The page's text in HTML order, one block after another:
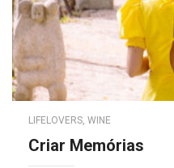
LIFELOVERS WINE
Criar Memórias